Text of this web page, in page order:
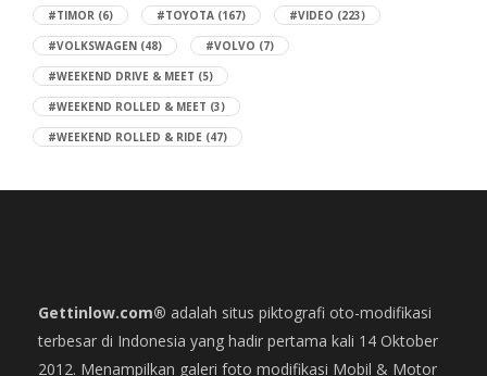
#TIMOR (6) #TOYOTA (167) #VIDEO (223)
#VOLKSWAGEN (48) #VOLVO (7)
#WEEKEND DRIVE & MEET (5)
#WEEKEND ROLLED & MEET (3)
#WEEKEND ROLLED & RIDE (47)
Gettinlow.com® adalah situs piktografi oto-modifikasi
terbesar di Indonesia yang hadir pertama kali 14 Oktober
2012. Menampilkan galeri foto modifikasi Mobil & Motor